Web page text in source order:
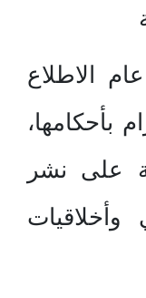
الاطلاع
بأحكامها،
على نشر